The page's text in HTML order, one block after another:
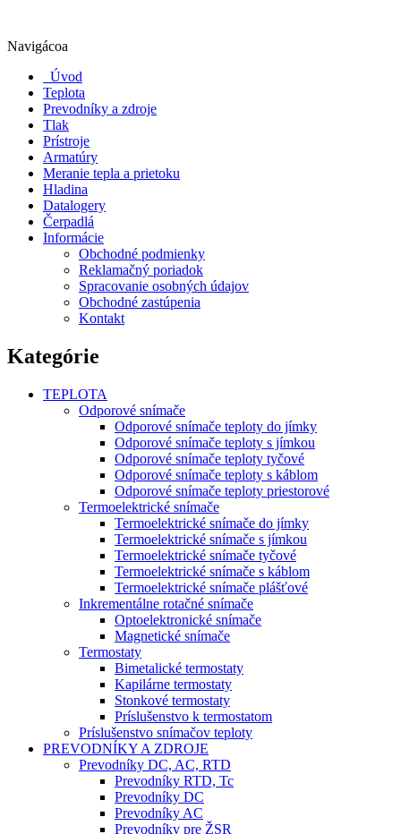
Navigácoa
Úvod
Teplota
Prevodníky a zdroje
Tlak
Prístroje
Armatúry
Meranie tepla a prietoku
Hladina
Datalogery
Čerpadlá
Informácie
Obchodné podmienky
Reklamačný poriadok
Spracovanie osobných údajov
Obchodné zastúpenia
Kontakt
Kategórie
TEPLOTA
Odporové snímače
Odporové snímače teploty do jímky
Odporové snímače teploty s jímkou
Odporové snímače teploty tyčové
Odporové snímače teploty s káblom
Odporové snímače teploty priestorové
Termoelektrické snímače
Termoelektrické snímače do jímky
Termoelektrické snímače s jímkou
Termoelektrické snímače tyčové
Termoelektrické snímače s káblom
Termoelektrické snímače plášťové
Inkrementálne rotačné snímače
Optoelektronické snímače
Magnetické snímače
Termostaty
Bimetalické termostaty
Kapilárne termostaty
Stonkové termostaty
Príslušenstvo k termostatom
Príslušenstvo snímačov teploty
PREVODNÍKY A ZDROJE
Prevodníky DC, AC, RTD
Prevodníky RTD, Tc
Prevodníky DC
Prevodníky AC
Prevodníky pre ŽSR